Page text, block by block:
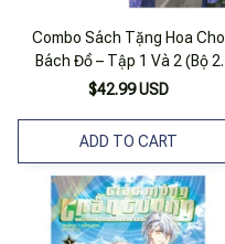
Combo Sách Tặng Hoa Cho
Bách Đồ – Tập 1 Và 2 (Bộ 2
Tập)
$42.99 USD
ADD TO CART